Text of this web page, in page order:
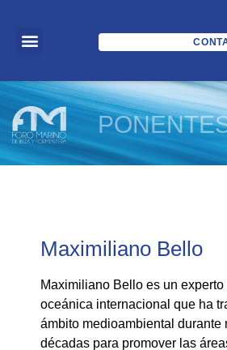
Maximiliano Bello
Maximiliano Bello es un
oceánica internacional que ha
ámbito medioambiental durante
décadas para promover las